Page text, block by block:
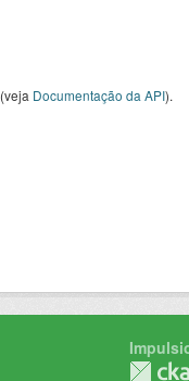
(veja Documentação da API).